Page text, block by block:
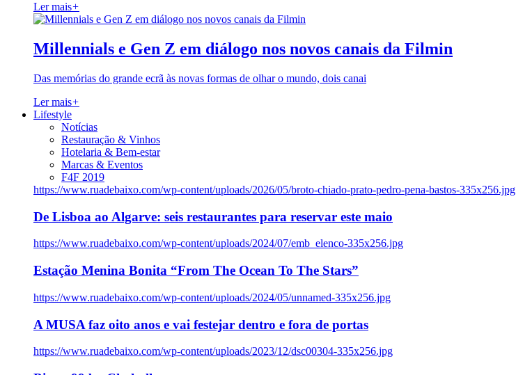
Ler mais+
Millennials e Gen Z em diálogo nos novos canais da Filmin
Das memórias do grande ecrã às novas formas de olhar o mundo, dois canai
Ler mais+
Lifestyle
Notícias
Restauração & Vinhos
Hotelaria & Bem-estar
Marcas & Eventos
F4F 2019
https://www.ruadebaixo.com/wp-content/uploads/2026/05/broto-chiado-prato-pedro-pena-bastos-335x256.jpg
De Lisboa ao Algarve: seis restaurantes para reservar este maio
https://www.ruadebaixo.com/wp-content/uploads/2024/07/emb_elenco-335x256.jpg
Estação Menina Bonita “From The Ocean To The Stars”
https://www.ruadebaixo.com/wp-content/uploads/2024/05/unnamed-335x256.jpg
A MUSA faz oito anos e vai festejar dentro e fora de portas
https://www.ruadebaixo.com/wp-content/uploads/2023/12/dsc00304-335x256.jpg